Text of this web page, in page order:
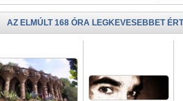
AZ ELMÚLT 168 ÓRA LEGKEVESEBBET